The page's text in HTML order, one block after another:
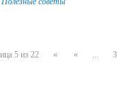
5 из 22 « « 3